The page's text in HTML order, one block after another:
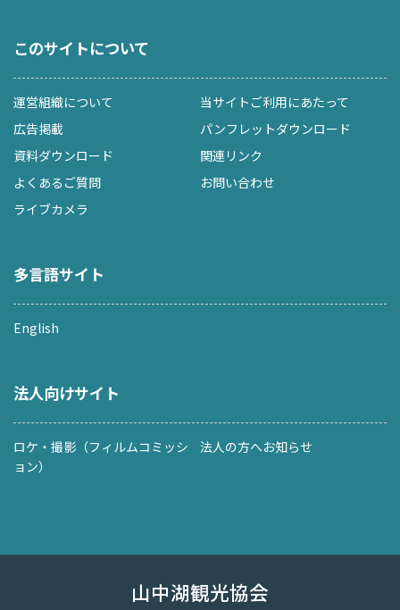
このサイトについて
運営組織について
当サイトご利用にあたって
広告掲載
パンフレットダウンロード
資料ダウンロード
関連リンク
よくあるご質問
お問い合わせ
ライブカメラ
多言語サイト
English
法人向けサイト
ロケ・撮影（フィルムコミッシ
ョン）
法人の方へお知らせ
山中湖観光協会